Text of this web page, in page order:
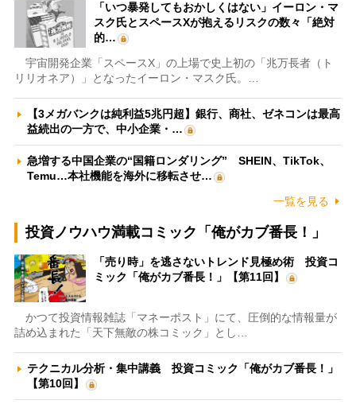
「いつ暴発してもおかしくはない」イーロン・マ
スク氏とスペースXが抱えるリスクの数々「絶対
的…
宇宙開発企業「スペースX」の上場で史上初の「兆万長者（ト
リリオネア）」となったイーロン・マスク氏。…
【3メガバンクは純利益5兆円超】銀行、商社、ゼネコンは最高
益続出の一方で、中小企業・…
急増する中国企業の“国籍ロンダリング” SHEIN、TikTok、
Temu…本社機能を海外に移転させ…
一覧を見る
投資ノウハウ満載コミック「俺がカブ番長！」
「売り時」を逃さないトレンド見極め術 投資コ
ミック「俺がカブ番長！」【第11回】
かつて投資情報雑誌「マネーポスト」にて、圧倒的な情報量が
詰め込まれた「天下無敵の株コミック」とし…
テクニカル分析・集中講義 投資コミック「俺がカブ番長！」
【第10回】